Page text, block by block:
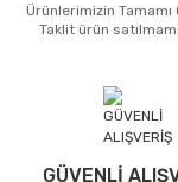
Ürünlerimizin Tamamı
Taklit ürün
GÜVENLİ